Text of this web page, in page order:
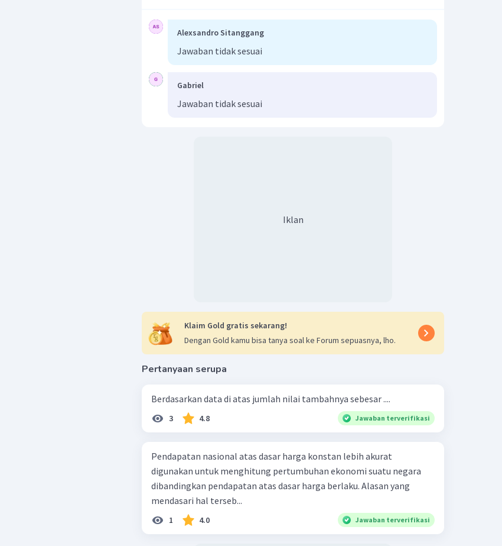
Alexsandro Sitanggang
Jawaban tidak sesuai
Gabriel
Jawaban tidak sesuai
Iklan
Klaim Gold gratis sekarang!
Dengan Gold kamu bisa tanya soal ke Forum sepuasnya, lho.
Pertanyaan serupa
Berdasarkan data di atas jumlah nilai tambahnya sebesar ....
3 4.8 Jawaban terverifikasi
Pendapatan nasional atas dasar harga konstan lebih akurat
digunakan untuk menghitung pertumbuhan ekonomi suatu negara
dibandingkan pendapatan atas dasar harga berlaku. Alasan yang
mendasari hal terseb...
1 4.0 Jawaban terverifikasi